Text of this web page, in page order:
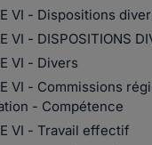
VI - Dispositions
VI - DISPOSITIONS
VI - Divers
VI - Commissions
- Compétence
VI - Travail effectif